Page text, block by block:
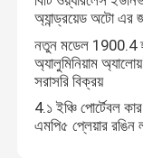
অ্যান্ড্রয়েড অটো এর
নতুন মডেল 1900.4
অ্যালুমিনিয়াম
সরাসরি বিক্রয়
4.১ ইঞ্চি পোর্টেবল
এমপি৫ প্লেয়ার রঙিন